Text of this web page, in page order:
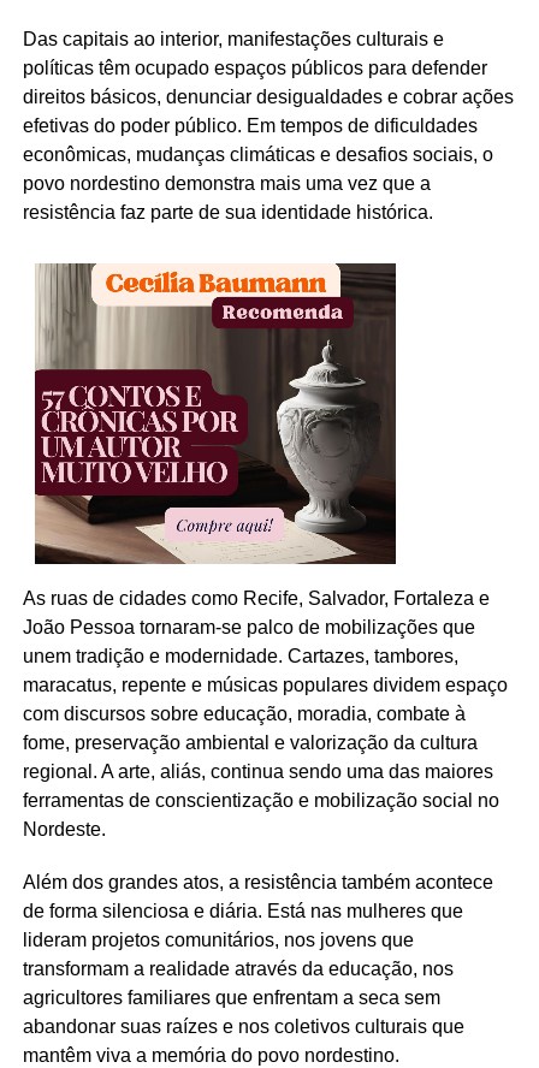
Das capitais ao interior, manifestações culturais e
políticas têm ocupado espaços públicos para defender
direitos básicos, denunciar desigualdades e cobrar ações
efetivas do poder público. Em tempos de dificuldades
econômicas, mudanças climáticas e desafios sociais, o
povo nordestino demonstra mais uma vez que a
resistência faz parte de sua identidade histórica.
As ruas de cidades como Recife, Salvador, Fortaleza e
João Pessoa tornaram-se palco de mobilizações que
unem tradição e modernidade. Cartazes, tambores,
maracatus, repente e músicas populares dividem espaço
com discursos sobre educação, moradia, combate à
fome, preservação ambiental e valorização da cultura
regional. A arte, aliás, continua sendo uma das maiores
ferramentas de conscientização e mobilização social no
Nordeste.
Além dos grandes atos, a resistência também acontece
de forma silenciosa e diária. Está nas mulheres que
lideram projetos comunitários, nos jovens que
transformam a realidade através da educação, nos
agricultores familiares que enfrentam a seca sem
abandonar suas raízes e nos coletivos culturais que
mantêm viva a memória do povo nordestino.